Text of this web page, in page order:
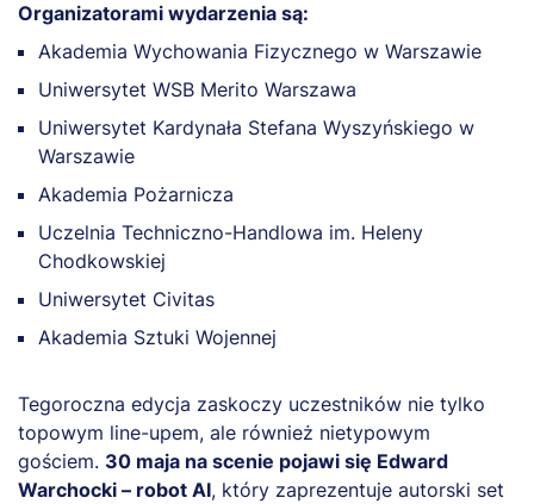
Organizatorami wydarzenia są:
Akademia Wychowania Fizycznego w Warszawie
Uniwersytet WSB Merito Warszawa
Uniwersytet Kardynała Stefana Wyszyńskiego w
Warszawie
Akademia Pożarnicza
Uczelnia Techniczno-Handlowa im. Heleny
Chodkowskiej
Uniwersytet Civitas
Akademia Sztuki Wojennej
Tegoroczna edycja zaskoczy uczestników nie tylko
topowym line-upem, ale również nietypowym
gościem. 30 maja na scenie pojawi się Edward
Warchocki – robot AI, który zaprezentuje autorski set